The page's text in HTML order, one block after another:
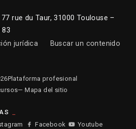
77 rue du Taur, 31000 Toulouse –
83
jurídica Buscar un contenido
Plataforma profesional
— Mapa del sitio
Facebook Youtube